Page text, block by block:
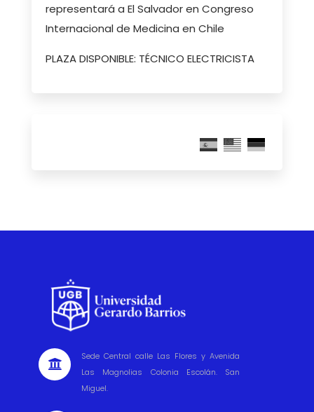
representará a El Salvador en Congreso
Internacional de Medicina en Chile
PLAZA DISPONIBLE: TÉCNICO ELECTRICISTA

Sede Central calle Las Flores y Avenida
Las Magnolias Colonia Escolán. San
Miguel.